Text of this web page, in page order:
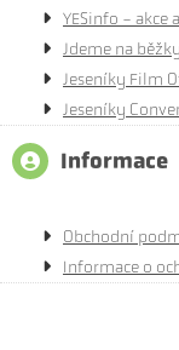
YESinfo - akce
Jdeme na
Jeseníky Film
Jeseníky
Informace
Obchodní
Informace o